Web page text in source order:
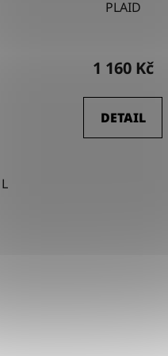
PLAID
1 160 Kč
DETAIL
L